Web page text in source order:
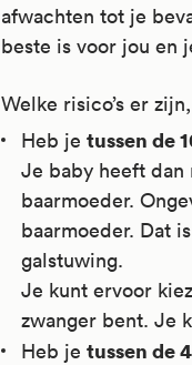
afwachten tot je
beste is voor jou en
Welke risico’s er
Heb je tussen de
Je baby heeft dan
baarmoeder.
baarmoeder. Dat
galstuwing.
Je kunt ervoor
zwanger bent. Je
Heb je tussen de